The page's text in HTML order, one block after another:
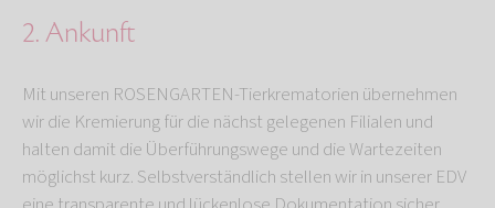
2. Ankunft
Mit unseren ROSENGARTEN-Tierkrematorien übernehmen
wir die Kremierung für die nächst gelegenen Filialen und
halten damit die Überführungswege und die Wartezeiten
möglichst kurz. Selbstverständlich stellen wir in unserer EDV